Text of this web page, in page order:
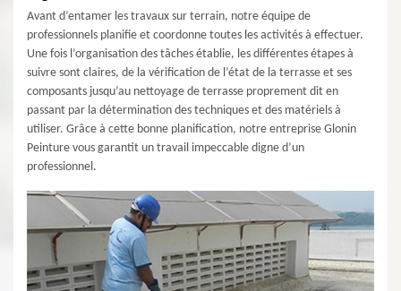
Avant d’entamer les travaux sur terrain, notre équipe de
professionnels planifie et coordonne toutes les activités à effectuer.
Une fois l’organisation des tâches établie, les différentes étapes à
suivre sont claires, de la vérification de l’état de la terrasse et ses
composants jusqu’au nettoyage de terrasse proprement dit en
passant par la détermination des techniques et des matériels à
utiliser. Grâce à cette bonne planification, notre entreprise Glonin
Peinture vous garantit un travail impeccable digne d’un
professionnel.